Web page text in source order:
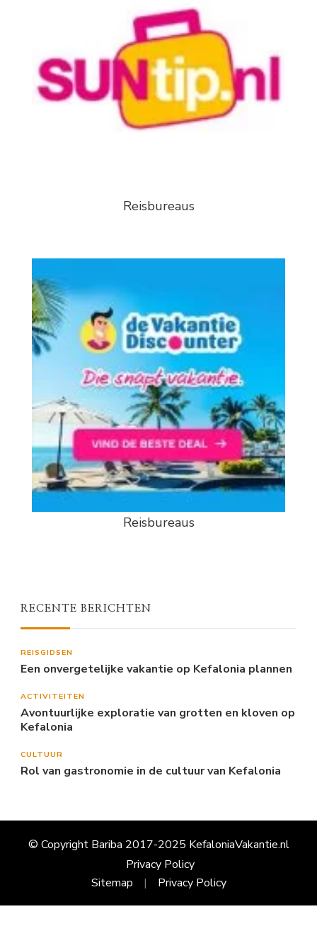
Reisbureaus
Reisbureaus
RECENTE BERICHTEN
REISGIDSEN
Een onvergetelijke vakantie op Kefalonia plannen
ACTIVITEITEN
Avontuurlijke exploratie van grotten en kloven op
Kefalonia
CULTUUR
Rol van gastronomie in de cultuur van Kefalonia
© Copyright Bariba 2017-2025 KefaloniaVakantie.nl
Privacy Policy
Sitemap
Privacy Policy